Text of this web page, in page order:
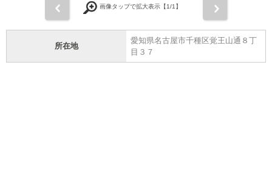
画像タップで拡大表示【1/1】
所在地
愛知県名古屋市千種区覚王山通８丁
目３７